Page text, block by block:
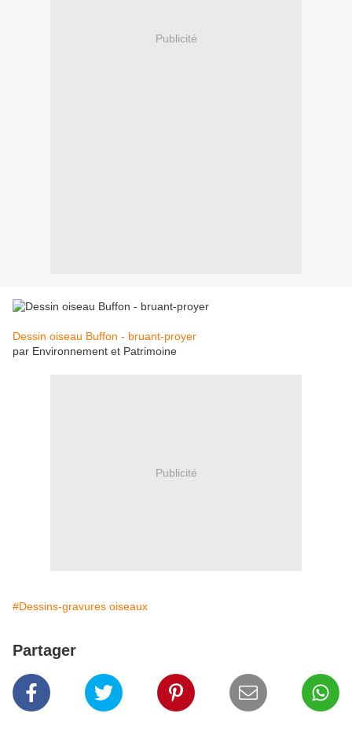
Publicité
Dessin oiseau Buffon - bruant-proyer
par Environnement et Patrimoine
Publicité
#Dessins-gravures oiseaux
Partager